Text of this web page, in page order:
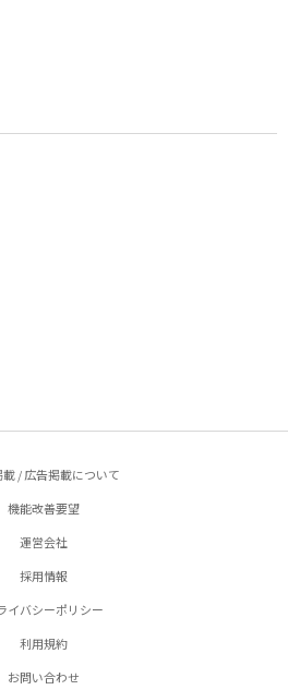
/ 広告掲載について
機能改善要望
運営会社
採用情報
イバシーポリシー
利用規約
お問い合わせ